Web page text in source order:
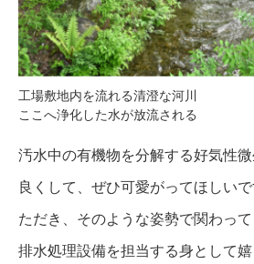
工場敷地内を流れる清澄な河川
ここへ浄化した水が放流される
汚水中の有機物を分解する好気性
良くして、ぜひ可愛がってほしい
ただき、そのような姿勢で関わって
排水処理設備を担当する身として嬉